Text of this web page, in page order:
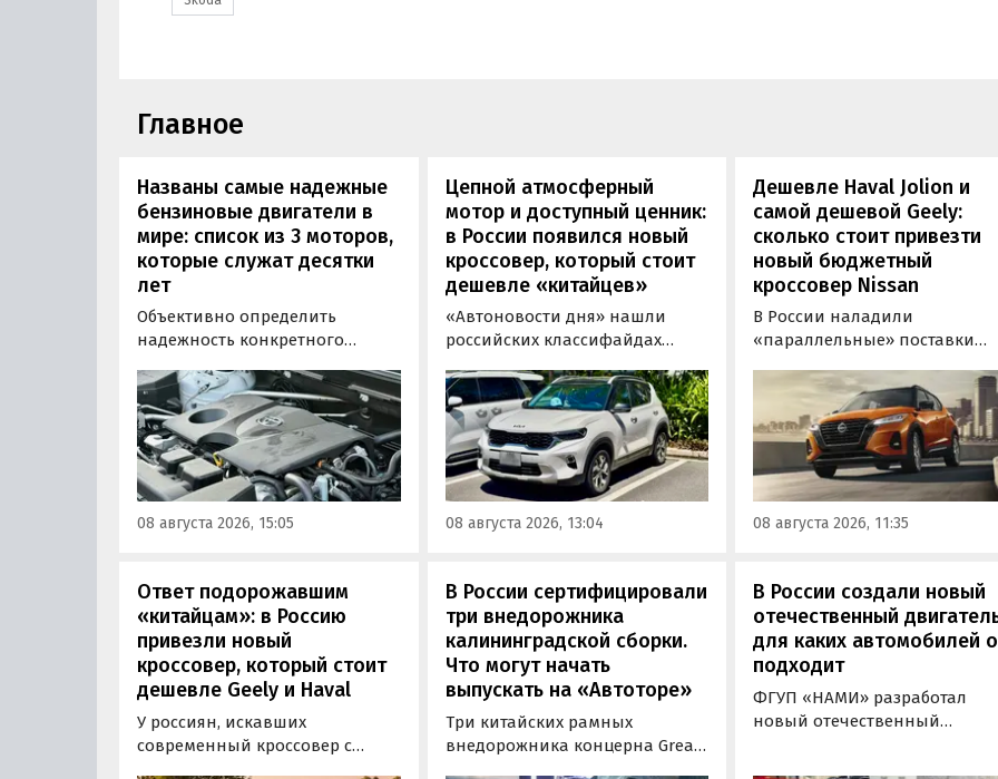
Главное
Названы самые надежные
бензиновые двигатели в
мире: список из 3 моторов,
которые служат десятки
лет
Объективно определить
надежность конкретного
поскольку его срок службы
прямо зависит от качества
обслуживания и условий
эксплуатации. Тем не менее
Autonews составил ТОП-3 самых
надежных бензиновых
моторов, которые могут не
08 августа 2026, 15:05
Цепной атмосферный
мотор и доступный ценник:
в России появился новый
кроссовер, который стоит
дешевле «китайцев»
«Автоновости дня» нашли
российских классифайдах
поставке нового Kia Sonet. Это
кроссовер компактнее Seltos, а
возят его к нам в основном из
Китая, предлагая автомобили
уже с доставкой, растаможкой и
всеми документами для
постановки на учет в ГАИ.
08 августа 2026, 13:04
Дешевле Haval Jolion и
самой дешевой Geely:
сколько стоит привезти
новый бюджетный
кроссовер Nissan
В России наладили
«параллельные» поставки
Nissan Kicks, которые
официально продаются в
Китае, США, на Ближнем
Востоке и в Юго-Восточной
Азии. В основном к нам
попадают машины
сборки, стоящие на одном из
«Автоновости дня».
08 августа 2026, 11:35
Ответ подорожавшим
«китайцам»: в Россию
привезли новый
кроссовер, который стоит
дешевле Geely и Haval
У россиян, искавших
современный кроссовер с
В России сертифицировали
три внедорожника
калининградской сборки.
Что могут начать
выпускать на «Автоторе»
Три китайских рамных
внедорожника концерна Great
В России создали новый
отечественный
для каких автомобилей
подходит
ФГУП «НАМИ» разработал
новый отечественный